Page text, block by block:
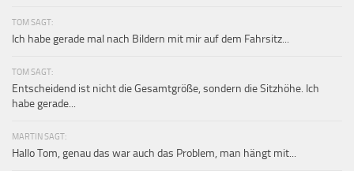
TOM SAGT:
Ich habe gerade mal nach Bildern mit mir auf dem Fahrsitz...
TOM SAGT:
Entscheidend ist nicht die Gesamtgröße, sondern die Sitzhöhe. Ich
habe gerade...
MARTIN SAGT:
Hallo Tom, genau das war auch das Problem, man hängt mit...